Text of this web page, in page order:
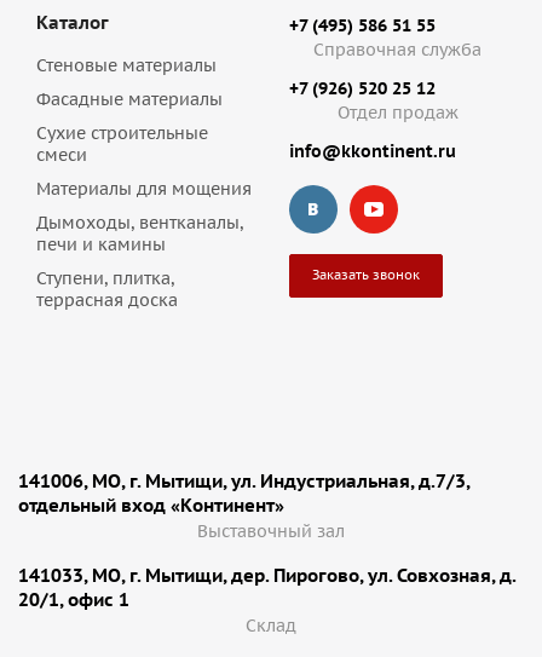
Каталог
Стеновые материалы
Фасадные материалы
Сухие строительные
смеси
Материалы для мощения
Дымоходы, вентканалы,
печи и камины
Ступени, плитка,
террасная доска
+7 (495) 586 51 55
Справочная служба
+7 (926) 520 25 12
Отдел продаж
info@kkontinent.ru
Заказать звонок
141006, МО, г. Мытищи, ул. Индустриальная, д.7/3,
отдельный вход «Континент»
Выставочный зал
141033, МО, г. Мытищи, дер. Пирогово, ул. Совхозная, д.
20/1, офис 1
Cклад